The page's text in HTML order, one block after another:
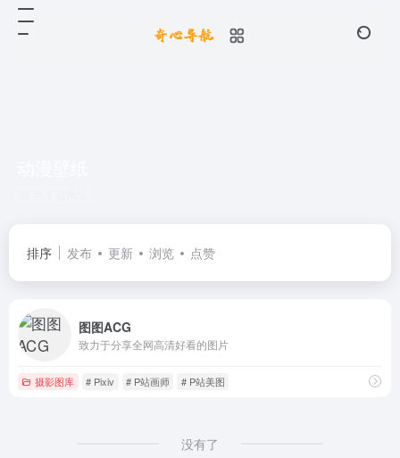
排序 发布 更新 浏览 点赞
图图ACG
致力于分享全网高清好看的图片
摄影图库 # Pixiv # P站画师 # P站美图
没有了